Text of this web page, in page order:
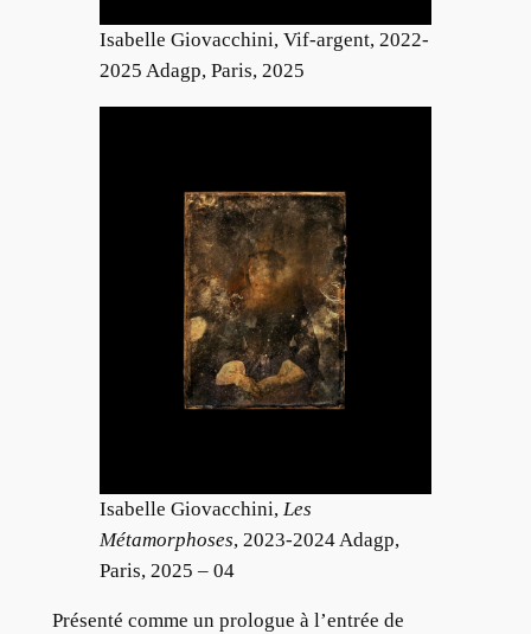
Isabelle Giovacchini, Vif-argent, 2022-
2025 Adagp, Paris, 2025
Isabelle Giovacchini, Les
Métamorphoses, 2023-2024 Adagp,
Paris, 2025 – 04
Présenté comme un prologue à l’entrée de